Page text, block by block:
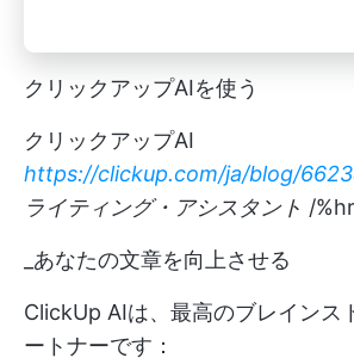
クリックアップAIを使う
クリックアップAI
https://clickup.com/ja/blog/
ライティング・アシスタント /
_あなたの文章を向上させる
ClickUp AIは、最高のブレインス
ートナーです：